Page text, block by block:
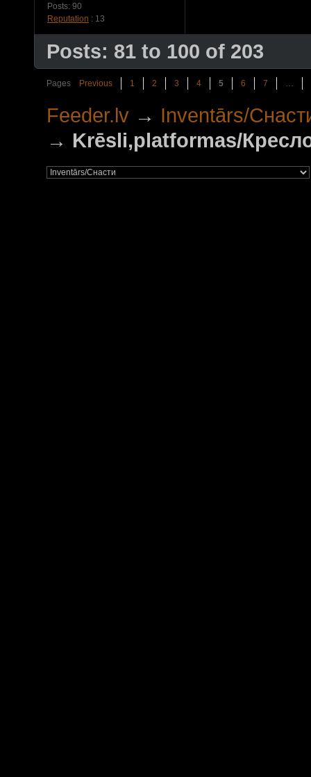
Posts: 90
Reputation : 13
Posts: 81 to 100 of 203
Pages Previous 1 2 3 4 5 6 7
Feeder.lv → Inventārs/
→ Krēsli,platformas/